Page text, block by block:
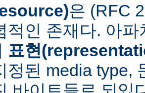
은 (RFC
적인 존재다. 아
표현
정된 media type,